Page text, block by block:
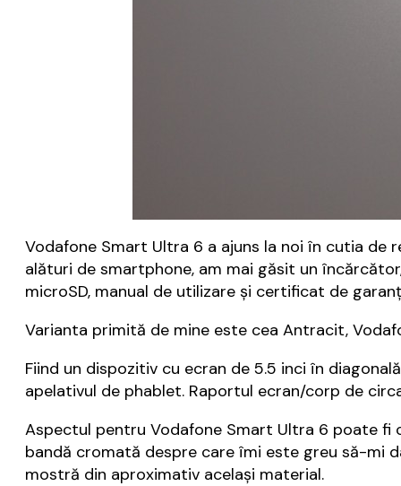
Vodafone Smart Ultra 6 a ajuns la noi în cutia
alături de smartphone, am mai găsit un
microSD, manual de utilizare și certificat de
Varianta primită de mine este cea Antracit,
Fiind un dispozitiv cu ecran de 5.5 inci în
apelativul de phablet. Raportul ecran/corp de
Aspectul pentru Vodafone Smart Ultra 6 poate fi
bandă cromată despre care îmi este greu să-mi
mostră din aproximativ același material.